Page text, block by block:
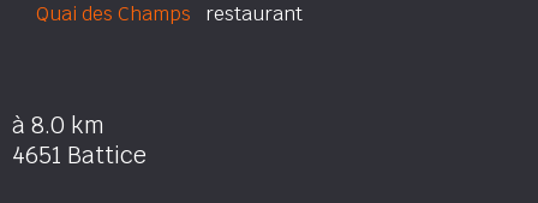
Quai des Champs restaurant
à 8.0 km
4651 Battice